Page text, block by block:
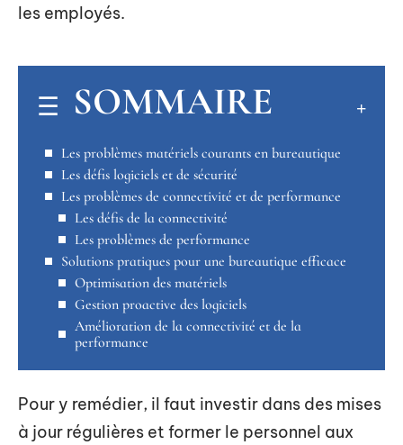
les employés.
SOMMAIRE
Les problèmes matériels courants en bureautique
Les défis logiciels et de sécurité
Les problèmes de connectivité et de performance
Les défis de la connectivité
Les problèmes de performance
Solutions pratiques pour une bureautique efficace
Optimisation des matériels
Gestion proactive des logiciels
Amélioration de la connectivité et de la
performance
Pour y remédier, il faut investir dans des mises
à jour régulières et former le personnel aux